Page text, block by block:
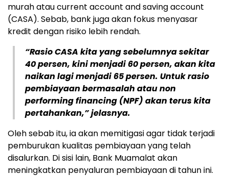
murah atau current account and saving account
(CASA). Sebab, bank juga akan fokus menyasar
kredit dengan risiko lebih rendah.
“Rasio CASA kita yang sebelumnya sekitar
40 persen, kini menjadi 60 persen, akan kita
naikan lagi menjadi 65 persen. Untuk rasio
pembiayaan bermasalah atau non
performing financing (NPF) akan terus kita
pertahankan,” jelasnya.
Oleh sebab itu, ia akan memitigasi agar tidak terjadi
pemburukan kualitas pembiayaan yang telah
disalurkan. Di sisi lain, Bank Muamalat akan
meningkatkan penyaluran pembiayaan di tahun ini.